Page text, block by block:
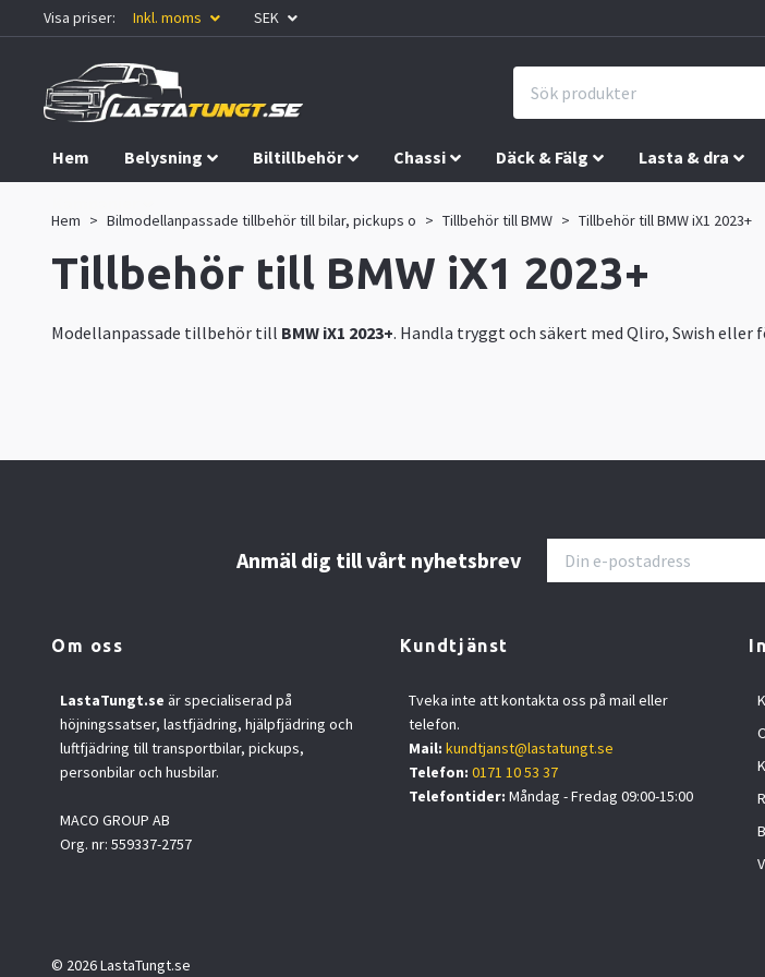
Visa priser: Inkl. moms SEK
Hem Belysning Biltillbehör Chassi Däck & Fälg Lasta & dra
Hem Bilmodellanpassade tillbehör till bilar, pickups o Tillbehör till BMW Tillbehör till BMW iX1 2023+
Tillbehör till BMW iX1 2023+
Modellanpassade tillbehör till BMW iX1 2023+. Handla tryggt och säkert med Qliro, Swish
Anmäl dig till vårt nyhetsbrev
Om oss
LastaTungt.se är specialiserad på
höjningssatser, lastfjädring, hjälpfjädring och
luftfjädring till transportbilar, pickups,
personbilar och husbilar.
MACO GROUP AB
Org. nr: 559337-2757
Kundtjänst
Tveka inte att kontakta oss på mail eller
telefon.
Mail: kundtjanst@lastatungt.se
Telefon: 0171 10 53 37
Telefontider: Måndag - Fredag 09:00-15:00
© 2026 LastaTungt.se